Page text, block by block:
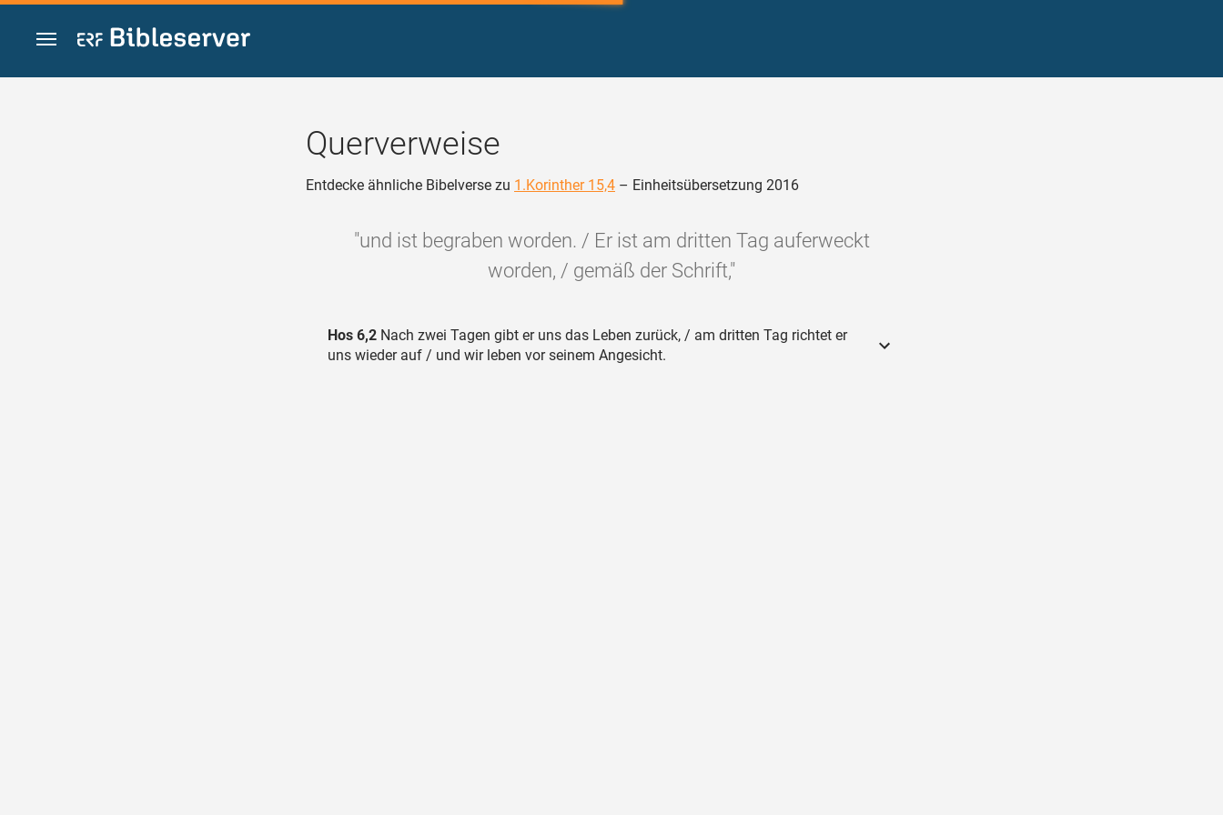
Zum Inhalt springen
Querverweise
Entdecke ähnliche Bibelverse zu 1.Korinther 15,4 – Einheitsübersetzung 2016
"und ist begraben worden. / Er ist am dritten Tag auferweckt
worden, / gemäß der Schrift,"
Hos 6,2 Nach zwei Tagen gibt er uns das Leben zurück, / am dritten Tag richtet er
uns wieder auf / und wir leben vor seinem Angesicht.